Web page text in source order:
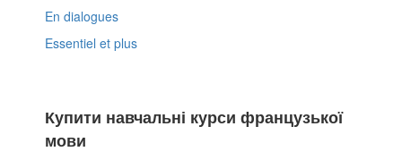
En dialogues
Essentiel et plus
Купити навчальні курси французької
мови